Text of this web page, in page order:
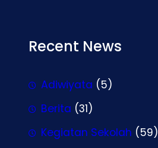
Recent News
Adiwiyata (5)
Berita (31)
Kegiatan Sekolah (59)